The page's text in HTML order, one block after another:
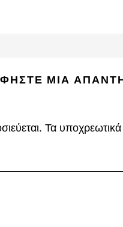
ΜΙΑ
Τα υποχρεωτικά